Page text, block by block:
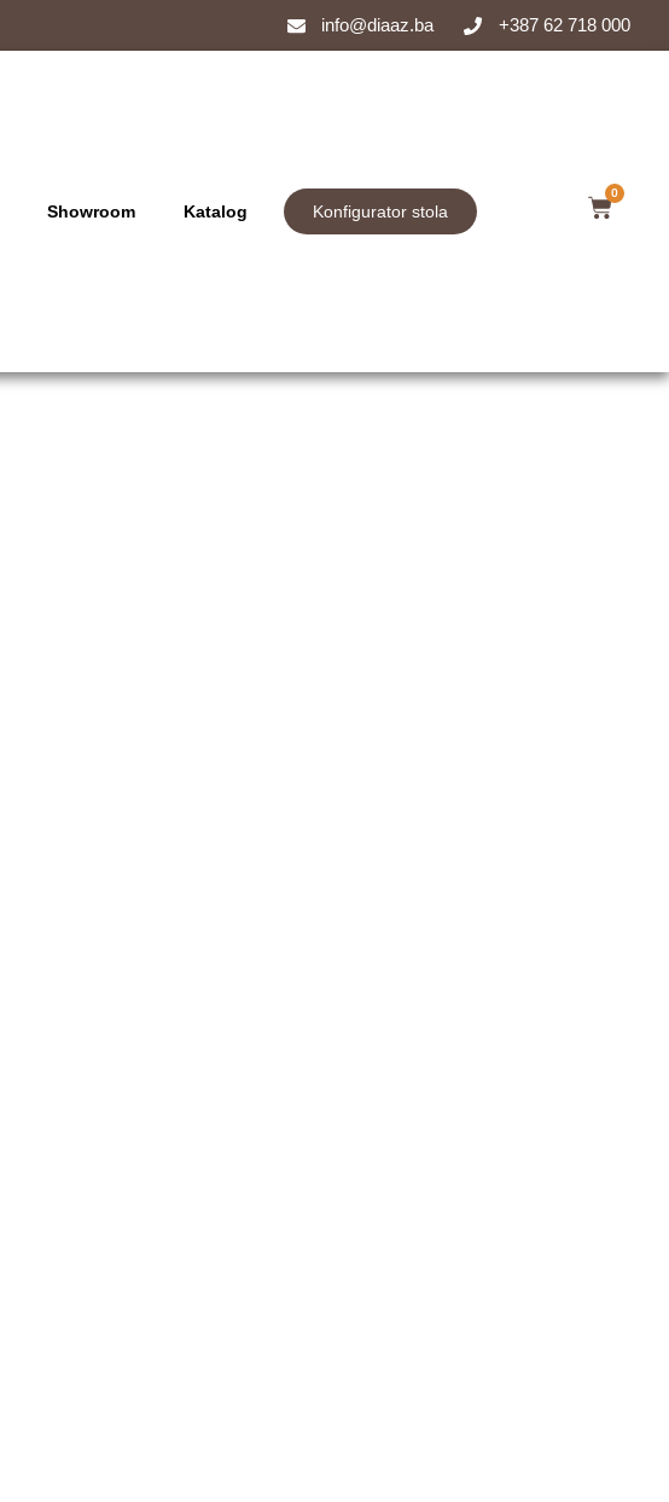
info@diaaz.ba +387 62 718 000
Showroom Katalog Konfigurator stola
0